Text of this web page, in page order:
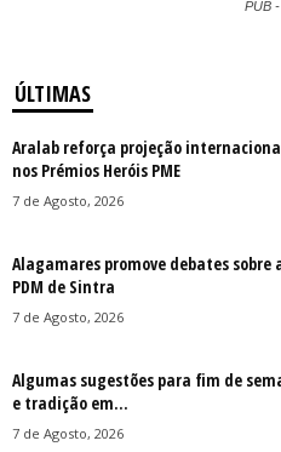
PUB
ÚLTIMAS
Aralab reforça projeção
nos Prémios Heróis PME
7 de Agosto, 2026
Alagamares promove debates sobre
PDM de Sintra
7 de Agosto, 2026
Algumas sugestões para fim de
e tradição em...
7 de Agosto, 2026